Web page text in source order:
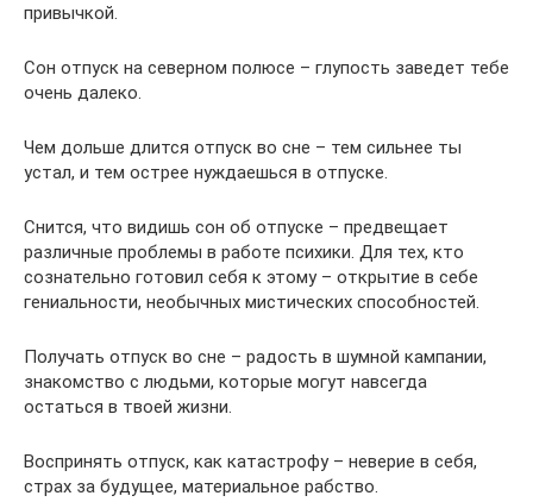
привычкой.
Сон отпуск на северном полюсе – глупость заведет тебе
очень далеко.
Чем дольше длится отпуск во сне – тем сильнее ты
устал, и тем острее нуждаешься в отпуске.
Снится, что видишь сон об отпуске – предвещает
различные проблемы в работе психики. Для тех, кто
сознательно готовил себя к этому – открытие в себе
гениальности, необычных мистических способностей.
Получать отпуск во сне – радость в шумной кампании,
знакомство с людьми, которые могут навсегда
остаться в твоей жизни.
Воспринять отпуск, как катастрофу – неверие в себя,
страх за будущее, материальное рабство.